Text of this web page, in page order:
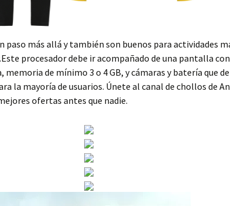
paso más allá y también son buenos para actividades
procesador debe ir acompañado de una pantalla
de mínimo 3 o 4 GB, y cámaras y batería que
la mayoría de usuarios. Únete al canal de chollos de
ofertas antes que nadie.